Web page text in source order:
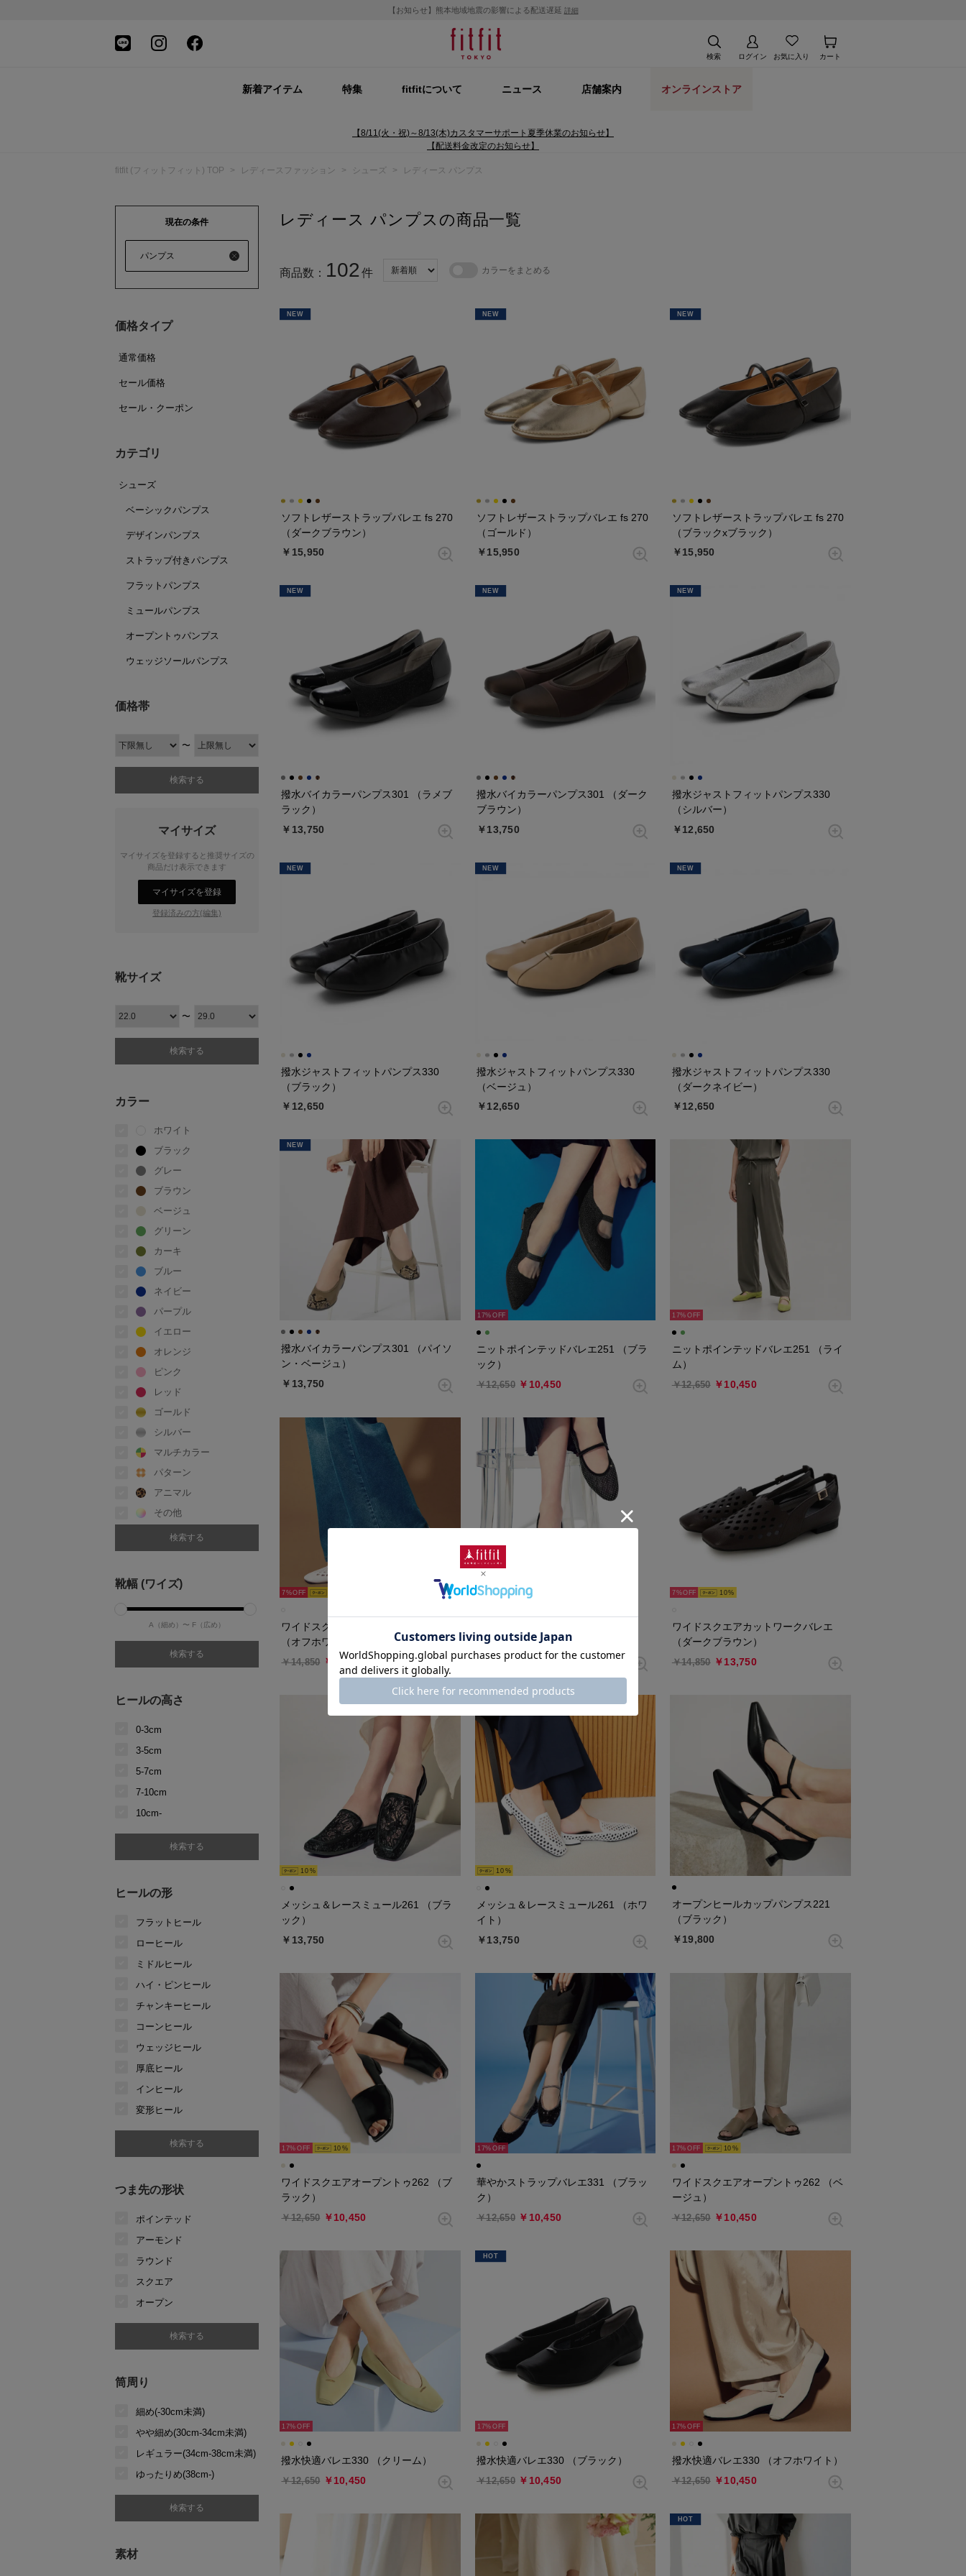
【お知らせ】熊本地域地震の影響による配送遅延 詳細
検索 ログイン お気に入り カート
新着アイテム 特集 fitfitについて ニュース 店舗案内 オンラインストア
【8/11(火・祝)～8/13(木)カスタマーサポート夏季休業のお知らせ】
【配送料金改定のお知らせ】
fitfit (フィットフィット) TOP > レディースファッション > シューズ > レディース パンプス
現在の条件
パンプス
価格タイプ
通常価格
セール価格
セール・クーポン
カテゴリ
シューズ
ベーシックパンプス
デザインパンプス
ストラップ付きパンプス
フラットパンプス
ミュールパンプス
オープントゥパンプス
ウェッジソールパンプス
価格帯
〜
マイサイズ
マイサイズを登録すると推奨サイズの
商品だけ表示できます
マイサイズを登録
登録済みの方(編集)
靴サイズ
〜
カラー
ホワイト
ブラック
グレー
ブラウン
ベージュ
グリーン
カーキ
ブルー
ネイビー
パープル
イエロー
オレンジ
ピンク
レッド
ゴールド
シルバー
マルチカラー
パターン
アニマル
その他
靴幅 (ワイズ)
A（細め）〜 F（広め）
ヒールの高さ
0-3cm
3-5cm
5-7cm
7-10cm
10cm-
ヒールの形
フラットヒール
ローヒール
ミドルヒール
ハイ・ピンヒール
チャンキーヒール
コーンヒール
ウェッジヒール
厚底ヒール
インヒール
変形ヒール
つま先の形状
ポインテッド
アーモンド
ラウンド
スクエア
オープン
筒周り
細め(-30cm未満)
やや細め(30cm-34cm未満)
レギュラー(34cm-38cm未満)
ゆったりめ(38cm-)
素材
レディース パンプスの商品一覧
商品数： 102 件 カラーをまとめる
NEW
ソフトレザーストラップバレエ fs 270
（ダークブラウン）
￥15,950
NEW
ソフトレザーストラップバレエ fs 270
（ゴールド）
￥15,950
NEW
ソフトレザーストラップバレエ fs 270
（ブラックxブラック）
￥15,950
NEW
撥水バイカラーパンプス301 （ラメブ
ラック）
￥13,750
NEW
撥水バイカラーパンプス301 （ダーク
ブラウン）
￥13,750
NEW
撥水ジャストフィットパンプス330
（シルバー）
￥12,650
NEW
撥水ジャストフィットパンプス330
（ブラック）
￥12,650
NEW
撥水ジャストフィットパンプス330
（ベージュ）
￥12,650
NEW
撥水ジャストフィットパンプス330
（ダークネイビー）
￥12,650
NEW
撥水バイカラーパンプス301 （パイソ
ン・ベージュ）
￥13,750
17%
ニットポインテッドバレエ251 （ブラ
ック）
￥12,650 ￥10,450
17%
ニットポインテッドバレエ251 （ライ
ム）
￥12,650 ￥10,450
7%
ワイドスクエアカットワークバレエ
（オフホワイト）
￥14,850 ￥13,750
8%
fs270 （ブラック）
￥13,750 ￥12,650
7% 10
ワイドスクエアカットワークバレエ
（ダークブラウン）
￥14,850 ￥13,750
10
メッシュ＆レースミュール261 （ブラ
ック）
￥13,750
10
メッシュ＆レースミュール261 （ホワ
イト）
￥13,750
オープンヒールカップパンプス221
（ブラック）
￥19,800
17% 10
ワイドスクエアオープントゥ262 （ブ
ラック）
￥12,650 ￥10,450
17%
華やかストラップバレエ331 （ブラッ
ク）
￥12,650 ￥10,450
17% 10
ワイドスクエアオープントゥ262 （ベ
ージュ）
￥12,650 ￥10,450
17%
撥水快適バレエ330 （クリーム）
￥12,650 ￥10,450
HOT
17%
撥水快適バレエ330 （ブラック）
￥12,650 ￥10,450
17%
撥水快適バレエ330 （オフホワイト）
￥12,650 ￥10,450
HOT